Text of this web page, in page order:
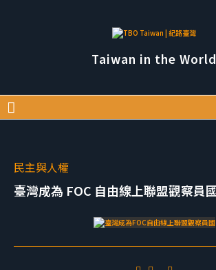
Taiwan in the World
民主與人權
臺灣成為 FOC 自由線上聯盟觀察員